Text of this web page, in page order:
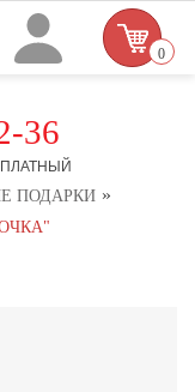
36
0
ПОДАРКИ »